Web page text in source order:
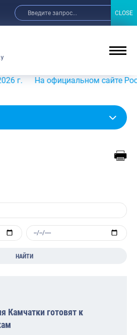
официальном сайте
НАЙТИ
Камчатки готовят к
CLOSE
CLOSE